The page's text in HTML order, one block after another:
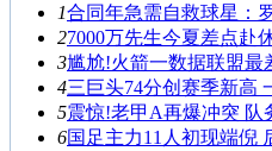
1合同年急需自救球星：
27000万先生今夏差点赴
3尴尬!火箭一数据联盟最
4三巨头74分创赛季新高
5震惊!老甲A再爆冲突 队
6国足主力11人初现端倪